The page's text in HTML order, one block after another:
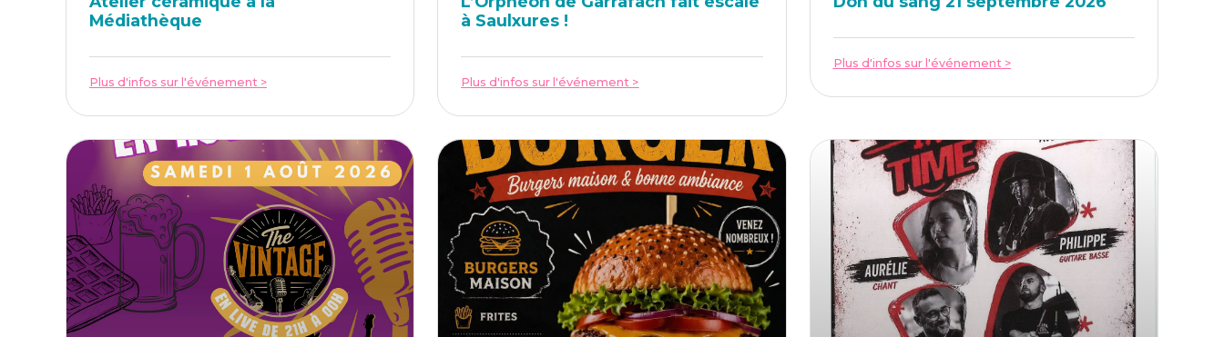
Médiathèque
Plus d'infos sur l'événement >
à Saulxures !
Plus d'infos sur l'événement >
Plus d'infos sur l'événement >